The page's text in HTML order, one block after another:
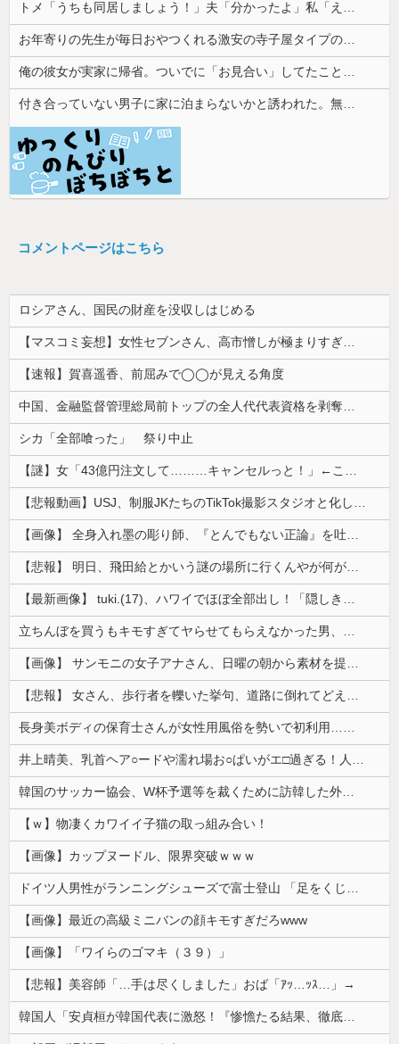
コメントページはこちら
ロシアさん、国民の財産を没収しはじめる
【マスコミ妄想】女性セブンさん、高市憎しが極まりすぎたのか、過去一級の低俗な「支持率下げてやる」記事を配信してしまう 想像の10倍低俗
【速報】賀喜遥香、前屈みで◯◯が見える角度
中国、金融監督管理総局前トップの全人代代表資格を剥奪…重大な規律違反で！
シカ「全部喰った」 祭り中止
【謎】女「43億円注文して………キャンセルっと！」←こいつの目的
【悲報動画】USJ、制服JKたちのTikTok撮影スタジオと化してしまいシュールすぎる光景が広がるｗｗｗ 【Pickup08083030】
【画像】 全身入れ墨の彫り師、『とんでもない正論』を吐いて30万再生されてしまうｗｗｗｗｗｗｗ
【悲報】 明日、飛田給とかいう謎の場所に行くんやが何があるんや????・・・・・・・・・
【最新画像】 tuki.(17)、ハワイでほぼ全部出し！「隠しきれない美貌」とSNSざわつく
立ちんぼを買うもキモすぎてヤらせてもらえなかった男、代わりの足コキでまさかの大量身寸米青ｗｗｗ
【画像】 サンモニの女子アナさん、日曜の朝から素材を提供してしまう
【悲報】 女さん、歩行者を轢いた挙句、道路に倒れてどえらいことになってしまうw w w w w w w
長身美ボディの保育士さんが女性用風俗を勢いで初利用…子供に絶対見せられないメスの顔でイキまくり。
井上晴美、乳首ヘア○ードや濡れ場お○ぱいがエ□過ぎる！人生最後のラスト写真集、最高！！
韓国のサッカー協会、W杯予選等を裁くために訪韓した外国人審判を「性接待」していた……大して強くもないチームが潤沢な予算を持ってりゃそうなるわな
【ｗ】物凄くカワイイ子猫の取っ組み合い！
【画像】カップヌードル、限界突破ｗｗｗ
ドイツ人男性がランニングシューズで富士登山 「足をくじいて動けない」
【画像】最近の高級ミニバンの顔キモすぎだろwww
【画像】「ワイらのゴマキ（３９）」
【悲報】美容師「…手は尽くしました」おば「ｱｯ…ｯｽ…」→
韓国人「安貞桓が韓国代表に激怒！『惨憺たる結果、徹底的な刷新が必要だ』と監督や協会を痛烈批判」